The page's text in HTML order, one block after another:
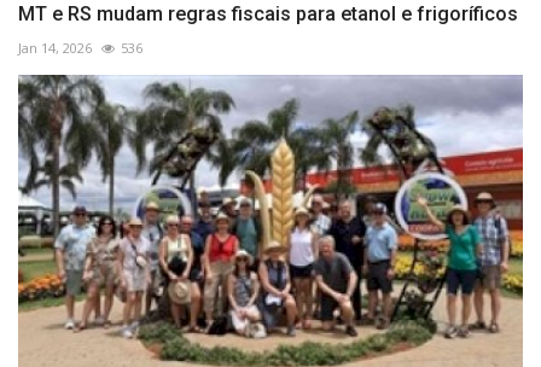
MT e RS mudam regras fiscais para etanol e frigoríficos
Jan 14, 2026 536